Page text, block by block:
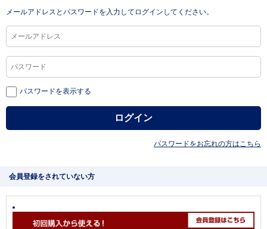
メールアドレスとパスワードを入力してログインしてください。
パスワードを表示する
パスワードをお忘れの方はこちら
会員登録をされていない方